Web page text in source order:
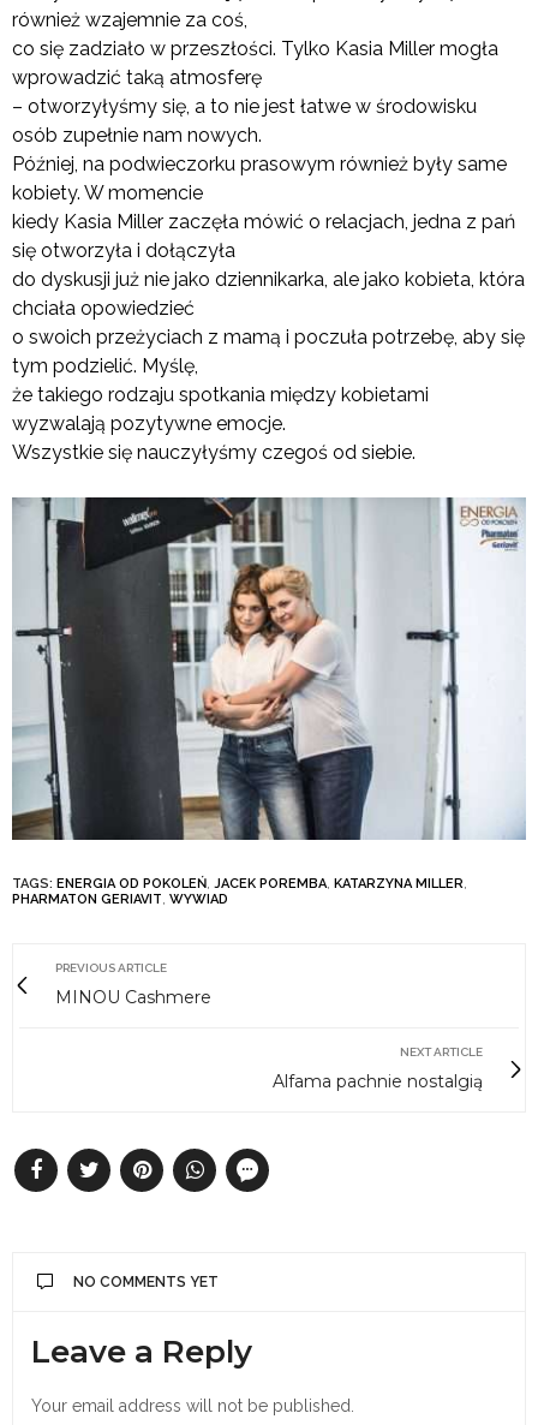
również wzajemnie za coś,
co się zadziało w przeszłości. Tylko Kasia Miller mogła
wprowadzić taką atmosferę
– otworzyłyśmy się, a to nie jest łatwe w środowisku
osób zupełnie nam nowych.
Później, na podwieczorku prasowym również były same
kobiety. W momencie
kiedy Kasia Miller zaczęła mówić o relacjach, jedna z pań
się otworzyła i dołączyła
do dyskusji już nie jako dziennikarka, ale jako kobieta, która
chciała opowiedzieć
o swoich przeżyciach z mamą i poczuła potrzebę, aby się
tym podzielić. Myślę,
że takiego rodzaju spotkania między kobietami
wyzwalają pozytywne emocje.
Wszystkie się nauczyłyśmy czegoś od siebie.
TAGS: ENERGIA OD POKOLEŃ, JACEK POREMBA, KATARZYNA MILLER,
PHARMATON GERIAVIT, WYWIAD
PREVIOUS ARTICLE
MINOU Cashmere
NEXT ARTICLE
Alfama pachnie nostalgią
NO COMMENTS YET
Leave a Reply
Your email address will not be published.